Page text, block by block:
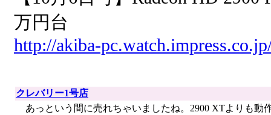
万円台
http://akiba-
クレバリー1号店
あっという間に売れちゃいましたね。2900 XTよりも動